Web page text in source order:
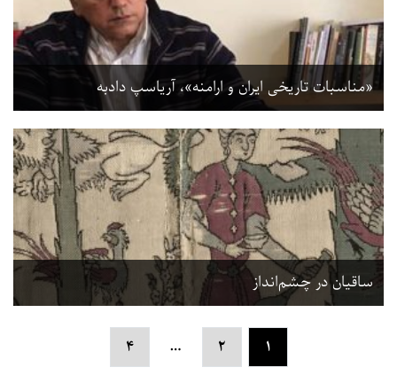
«مناسبات تاریخی ایران و ارامنه»، آریاسپ دادبه
ساقیان در چشم‌انداز
۱ ۲ … ۴